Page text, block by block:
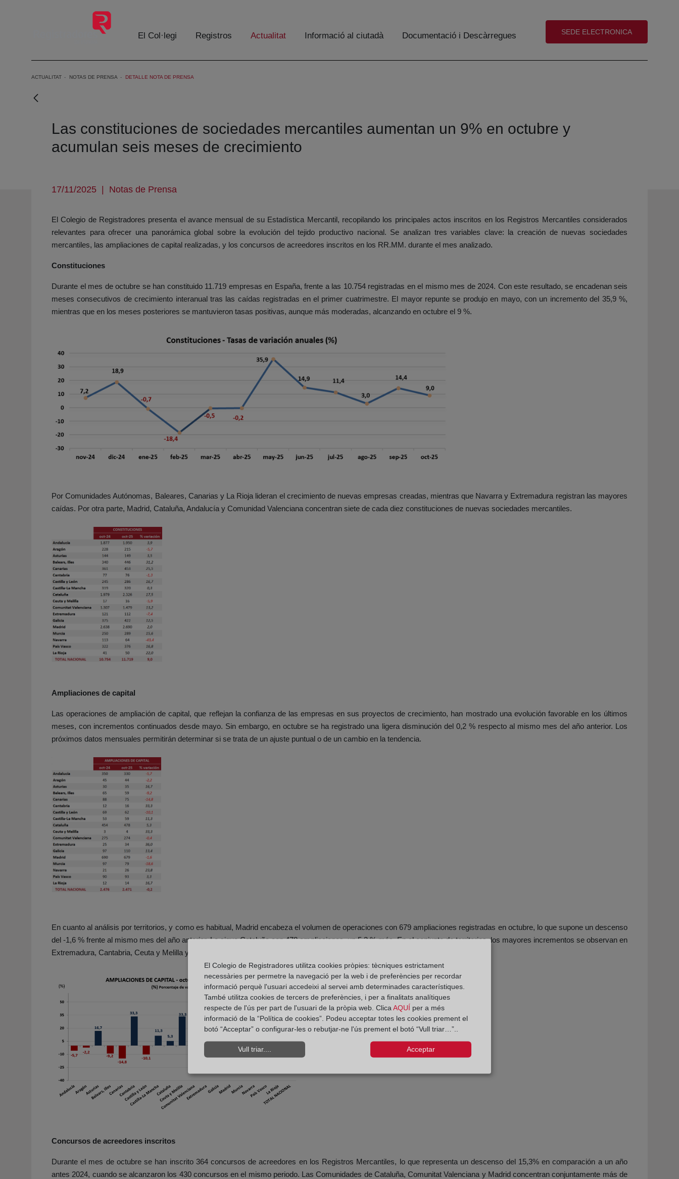
Salta al contingut principal
El Col·legi Registros Actualitat Informació al ciutadà Documentació i Descàrregues (abre en nueva ventana)
SEDE ELECTRONICA
ACTUALITAT NOTAS DE PRENSA DETALLE NOTA DE PRENSA
Las constituciones de sociedades mercantiles aumentan un 9% en octubre y
acumulan seis meses de crecimiento
17/11/2025 | Notas de Prensa
El Colegio de Registradores presenta el avance mensual de su Estadística Mercantil, recopilando los principales actos inscritos en los Registros Mercantiles considerados
relevantes para ofrecer una panorámica global sobre la evolución del tejido productivo nacional. Se analizan tres variables clave: la creación de nuevas sociedades
mercantiles, las ampliaciones de capital realizadas, y los concursos de acreedores inscritos en los RR.MM. durante el mes analizado.
Constituciones
Durante el mes de octubre se han constituido 11.719 empresas en España, frente a las 10.754 registradas en el mismo mes de 2024. Con este resultado, se encadenan seis
meses consecutivos de crecimiento interanual tras las caídas registradas en el primer cuatrimestre. El mayor repunte se produjo en mayo, con un incremento del 35,9 %,
mientras que en los meses posteriores se mantuvieron tasas positivas, aunque más moderadas, alcanzando en octubre el 9 %.
Por Comunidades Autónomas, Baleares, Canarias y La Rioja lideran el crecimiento de nuevas empresas creadas, mientras que Navarra y Extremadura registran las mayores
caídas. Por otra parte, Madrid, Cataluña, Andalucía y Comunidad Valenciana concentran siete de cada diez constituciones de nuevas sociedades mercantiles.
Ampliaciones de capital
Las operaciones de ampliación de capital, que reflejan la confianza de las empresas en sus proyectos de crecimiento, han mostrado una evolución favorable en los últimos
meses, con incrementos continuados desde mayo. Sin embargo, en octubre se ha registrado una ligera disminución del 0,2 % respecto al mismo mes del año anterior. Los
próximos datos mensuales permitirán determinar si se trata de un ajuste puntual o de un cambio en la tendencia.
En cuanto al análisis por territorios, y como es habitual, Madrid encabeza el volumen de operaciones con 679 ampliaciones registradas en octubre, lo que supone un descenso
del -1,6 % frente al mismo mes del año anterior. Le sigue Cataluña con 478 ampliaciones, un 5,3 % más. En el conjunto de territorios, los mayores incrementos se observan en
Extremadura, Cantabria, Ceuta y Melilla y Navarra, mientras que descienden más en Murcia, Canarias y Castilla-León.
Concursos de acreedores inscritos
Durante el mes de octubre se han inscrito 364 concursos de acreedores en los Registros Mercantiles, lo que representa un descenso del 15,3% en comparación a un año
antes 2024, cuando se alcanzaron los 430 concursos en el mismo periodo. Las Comunidades de Cataluña, Comunitat Valenciana y Madrid concentran conjuntamente más de
El Colegio de Registradores utilitza cookies pròpies: tècniques estrictament
necessàries per permetre la navegació per la web i de preferències per recordar
informació perquè l'usuari accedeixi al servei amb determinades característiques.
També utilitza cookies de tercers de preferències, i per a finalitats analítiques
respecte de l'ús per part de l'usuari de la pròpia web. Clica AQUÍ per a més
informació de la “Política de cookies”. Podeu acceptar totes les cookies prement el
botó “Acceptar” o configurar-les o rebutjar-ne l'ús prement el botó “Vull triar…”..
Vull triar.... Acceptar